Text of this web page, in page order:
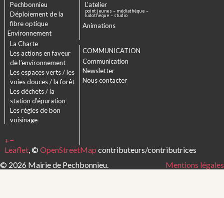
+−
Leaflet, © OpenStreetMap contributeurs/contributrices
Pechbonnieu
Déploiement de la
fibre optique
Environnement
La Charte
Les actions en faveur
de l’environnement
Les espaces verts / les
voies douces / la forêt
Les déchets / la
station d’épuration
Les règles de bon
voisinage
L’atelier
point jeunes – médiathèque –
ludothèque – studio
Animations
COMMUNICATION
Communication
Newsletter
Nous contacter
© 2026 Mairie de Pechbonnieu. Mentions légales